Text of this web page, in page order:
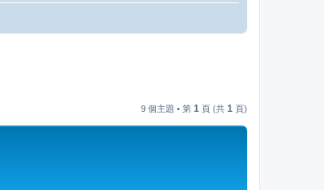
9 個主題 • 第 1 頁 (共 1 頁)